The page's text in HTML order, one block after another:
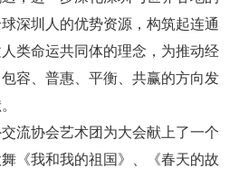
深圳人的优势资源，构筑起连通
类命运共同体的理念，为推动经
容、普惠、平衡、共赢的方向发
流协会艺术团为大会献上了一个
《我和我的祖国》、《春天的故